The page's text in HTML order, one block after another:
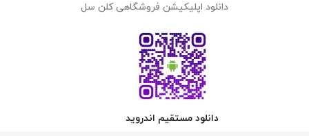
دانلود اپلیکیشن فروشگاهی کلن سل
دانلود مستقیم اندروید